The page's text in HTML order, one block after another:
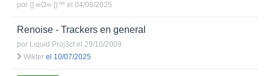
por {] ∞Ω∞ [}™ el 04/08/2025
Renoise - Trackers en general
por Liquid Proj3ct el 29/10/2009
Wikter el 10/07/2025